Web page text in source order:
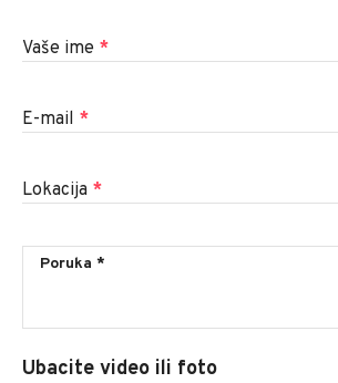
Vaše ime *
E-mail *
Lokacija *
Ubacite video ili foto